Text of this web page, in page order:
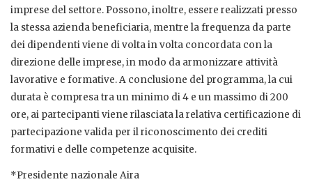
imprese del settore. Possono, inoltre, essere realizzati presso
la stessa azienda beneficiaria, mentre la frequenza da parte
dei dipendenti viene di volta in volta concordata con la
direzione delle imprese, in modo da armonizzare attività
lavorative e formative. A conclusione del programma, la cui
durata è compresa tra un minimo di 4 e un massimo di 200
ore, ai partecipanti viene rilasciata la relativa certificazione di
partecipazione valida per il riconoscimento dei crediti
formativi e delle competenze acquisite.
*Presidente nazionale Aira